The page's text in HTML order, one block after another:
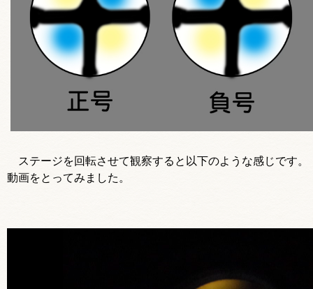
ステージを回転させて観察すると以下のような感じです。
動画をとってみました。